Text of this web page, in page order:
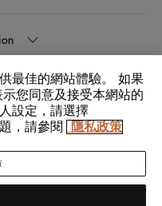
最佳的網站體驗。 如果
您同意及接受本網站的
設定，請選擇
，請參閱
隱私政策